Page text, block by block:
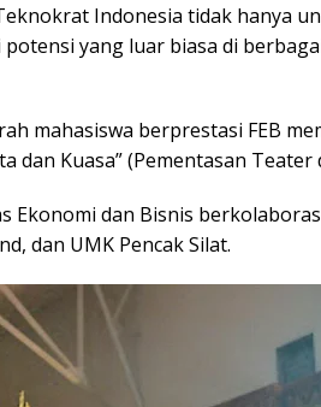
Indonesia tidak hanya
yang luar biasa di
mahasiswa berprestasi FEB
dan Kuasa” (Pementasan Teater
Ekonomi dan Bisnis
dan UMK Pencak Silat.